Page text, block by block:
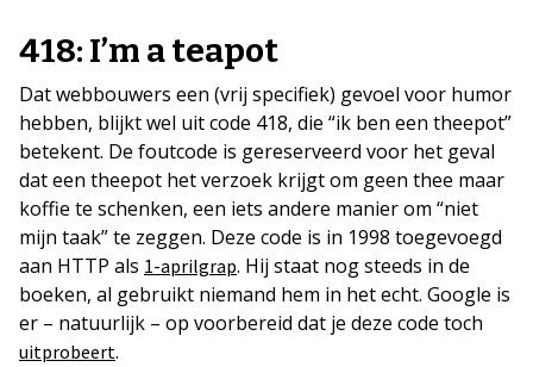
418: I’m a teapot
Dat webbouwers een (vrij specifiek) gevoel voor humor
hebben, blijkt wel uit code 418, die “ik ben een theepot”
betekent. De foutcode is gereserveerd voor het geval
dat een theepot het verzoek krijgt om geen thee maar
koffie te schenken, een iets andere manier om “niet
mijn taak” te zeggen. Deze code is in 1998 toegevoegd
aan HTTP als 1-aprilgrap. Hij staat nog steeds in de
boeken, al gebruikt niemand hem in het echt. Google is
er – natuurlijk – op voorbereid dat je deze code toch
uitprobeert.